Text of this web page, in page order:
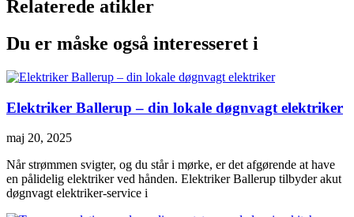
Relaterede atikler
Du er måske også interesseret i
Elektriker Ballerup – din lokale døgnvagt elektriker
maj 20, 2025
Når strømmen svigter, og du står i mørke, er det afgørende at have
en pålidelig elektriker ved hånden. Elektriker Ballerup tilbyder akut
døgnvagt elektriker-service i